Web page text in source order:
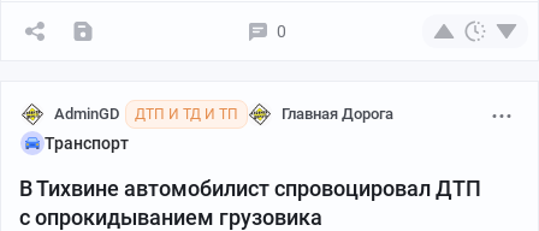
0
AdminGD ДТП И ТД И ТП Главная Дорога
Транспорт
В Тихвине автомобилист спровоцировал ДТП
с опрокидыванием грузовика